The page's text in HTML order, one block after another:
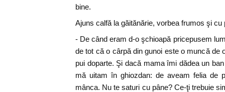
bine.
Ajuns calfă la găitănărie, vorbea frumos şi
- De când eram d-o şchioapă pricepusem
de tot că o cârpă din gunoi este o muncă de
pui doparte. Şi dacă mama îmi dădea un
mă uitam în ghiozdan: de aveam felia de
mânca. Nu te saturi cu pâne? Ce-ţi trebuie